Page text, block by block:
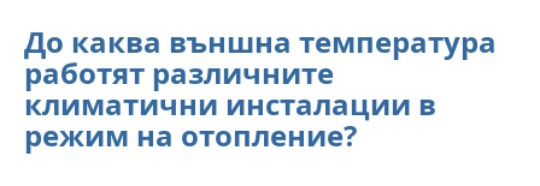
До каква външна температура
работят различните
климатични инсталации в
режим на отопление?